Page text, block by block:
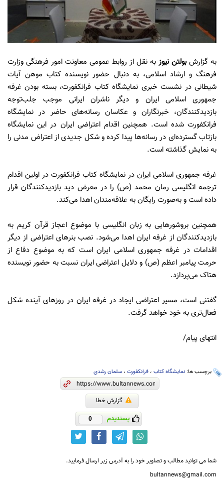
به گزارشبولتن نیوز به نقل از روابط عمومی معاونت امور فرهنگی وزارت
فرهنگ و ارشاد اسلامی، به دنبال حضور نویسنده کتاب موهن آیات
شیطانی در نشست خبری نمایشگاه کتاب فرانکفورت، بسته بودن غرفه
جمهوری اسلامی ایران و دیگر ناشران ایرانی موجب جلب‌توجه
بازدیدکنندگان، خبرنگاران و عکاسان رسانه‌های حاضر در نمایشگاه
فرانکفورت شده است. همچنین اقدام اعتراضی ایران در این نمایشگاه
بازتاب گسترده‌ای در رسانه‌ها پیدا کرده و شکل جدیدی از اعتراض مدنی را
به نمایش گذاشته است.
غرفه جمهوری اسلامی ایران در نمایشگاه کتاب فرانکفورت در اولین اقدام
ترجمه انگلیسی رمان محمد (ص) را در معرض دید بازدیدکنندگان قرار
داده است و به‌صورت رایگان به علاقه‌مندان اهدا می‌کند.
همچنین بروشورهایی به زبان انگلیسی با موضوع اعجاز قرآن کریم به
بازدیدکنندگان از غرفه ایران اهدا می‌شود. نصب بنرهای اعتراضی از دیگر
اقدامات در غرفه جمهوری اسلامی ایران است که به موضوع دفاع از
حرمت پیامبر اعظم (ص) و دلایل اعتراضی ایران نسبت به حضور نویسنده
هتاک می‌پردازد.
گفتنی است، مسیر اعتراضی ایجاد در غرفه ایران در روزهای آینده شکل
فعال‌تری به خود خواهد گرفت.
انتهای پیام/
برچسب ها: نمایشگاه کتاب ، فرانکفورت ، سلمان رشدی
گزارش خطا
پسندیدم 0
شما می توانید مطالب و تصاویر خود را به آدرس زیر ارسال فرمایید.
bultannews@gmail.com